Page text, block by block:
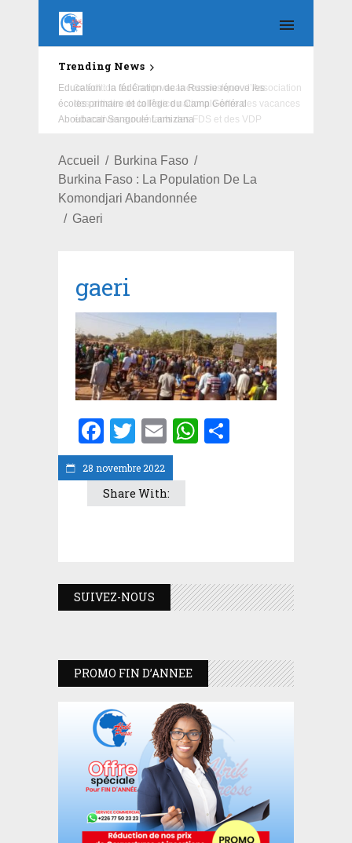
Trending News
Education : la fédération de la Russie rénove les
écoles primaire et collège du Camp Général
Aboubacar Sangoulé Lamizana
Accueil
Burkina Faso
Burkina Faso : La Population De La
Komondjari Abandonnée
Gaeri
28 novembre 2022
gaeri
Facebook
Twitter
EmailWhatsApp
Share With:
SUIVEZ-NOUS
PROMO FIN D’ANNEE